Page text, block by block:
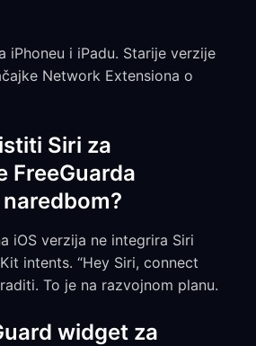
iPhoneu i iPadu. Starije verzije
Network Extensiona o
Siri za
FreeGuarda
iOS verzija ne integrira Siri
intents. “Hey Siri, connect
To je na razvojnom planu.
widget za